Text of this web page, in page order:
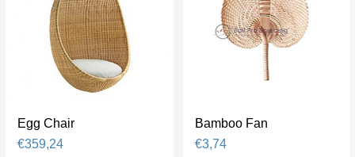
Tampilan Cepat
Egg Chair
Harga
€359,24
Tampilan Cepat
Bamboo Fan
Harga
€3,74